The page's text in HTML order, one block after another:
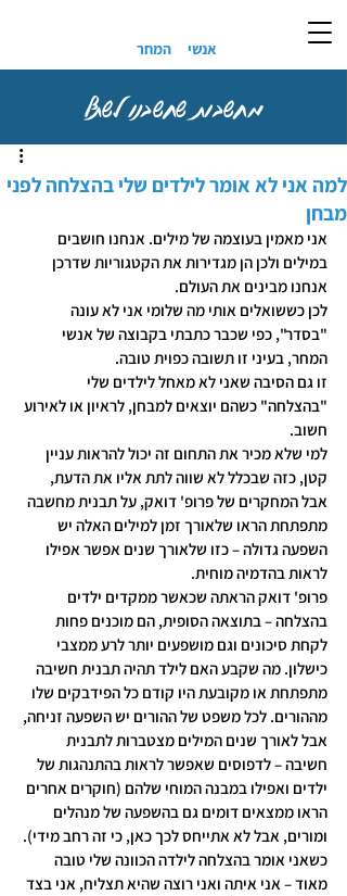
אנשי המחר
מחשבות שחשבנו לשתף
למה אני לא אומר לילדים שלי בהצלחה לפני
מבחן
אני מאמין בעוצמה של מילים. אנחנו חושבים
במילים ולכן הן מגדירות את הקטגוריות שדרכן
אנחנו מבינים את העולם.
לכן כששואלים אותי מה שלומי אני לא עונה
"בסדר", כפי שכבר כתבתי בקבוצה של אנשי
המחר, בעיני זו תשובה כפוית טובה.
זו גם הסיבה שאני לא מאחל לילדים שלי
"בהצלחה" כשהם יוצאים למבחן, לראיון או לאירוע
חשוב.
למי שלא מכיר את התחום זה יכול להראות עניין
קטן, כזה שבכלל לא שווה לתת אליו את הדעת,
אבל המחקרים של פרופ' דואק, על תבנית מחשבה
מתפתחת הראו שלאורך זמן למילים האלה יש
השפעה גדולה – כזו שלאורך שנים אפשר אפילו
לראות בהדמיה מוחית.
פרופ' דואק הראתה שכאשר ממקדים ילדים
בהצלחה – בתוצאה הסופית, הם מוכנים פחות
לקחת סיכונים וגם מושפעים יותר לרע ממצבי
כישלון. מה שקבע האם לילד תהיה תבנית חשיבה
מתפתחת או מקובעת היו קודם כל הפידבקים שלו
מההורים. לכל משפט של ההורים יש השפעה זניחה,
אבל לאורך שנים המילים מצטברות לתבנית
חשיבה – לדפוסים שאפשר לראות בהתנהגות של
ילדים ואפילו במבנה המוחי שלהם (חוקרים אחרים
הראו ממצאים דומים גם בהשפעה של מנהלים
ומורים, אבל לא אתייחס לכך כאן, כי זה רחב מידי).
כשאני אומר בהצלחה לילדה הכוונה שלי טובה
מאוד – אני איתה ואני רוצה שהיא תצליח, אני בצד